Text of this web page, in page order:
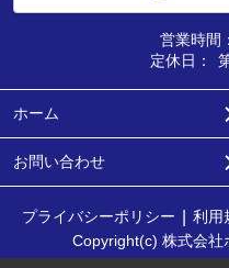
営業時間：
定休日：
ホーム
お問い合わせ
プライバシーポリシー 利用
Copyright(c) 株式会社